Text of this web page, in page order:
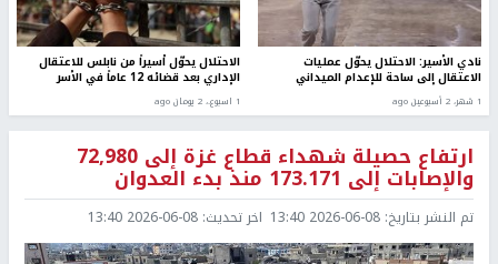
نادي الأسير: الاحتلال يحوّل عمليات
الاعتقال إلى ساحة للإعدام الميداني
1 شهر، 2 أسبوعين ago
الاحتلال يحوّل أسيراً من نابلس للاعتقال
الإداري بعد قضائه 12 عاماً في الأسر
1 اسبوع.، 2 يومان ago
ارتفاع حصيلة شهداء قطاع غزة إلى 72,980
والإصابات إلى 173.171 منذ بدء العدوان
تم النشر بتاريخ: 2026-06-08 13:40 اخر تحديث: 2026-06-08 13:40